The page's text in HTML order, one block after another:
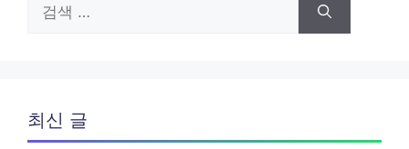
색:
최신 글